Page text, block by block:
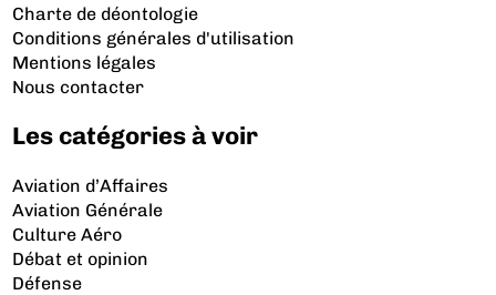
Charte de déontologie
Conditions générales d'utilisation
Mentions légales
Nous contacter
Les catégories à voir
Aviation d’Affaires
Aviation Générale
Culture Aéro
Débat et opinion
Défense